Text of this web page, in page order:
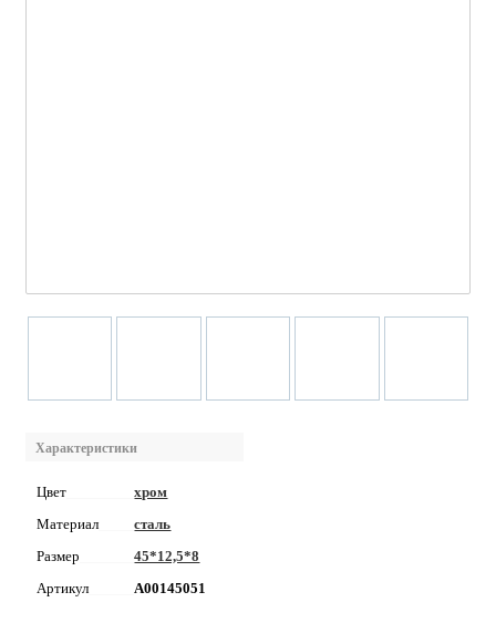
Характеристики
Цвет
хром
Материал
сталь
Размер
45*12,5*8
Артикул
А00145051